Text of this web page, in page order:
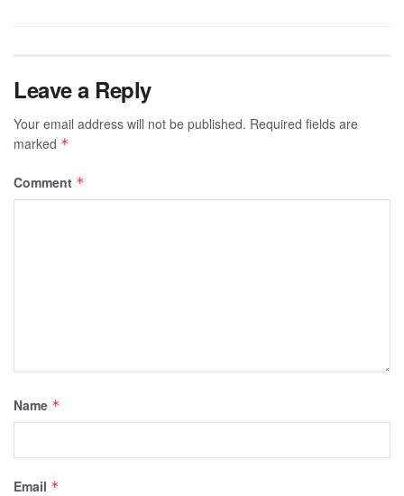
Leave a Reply
Your email address will not be published. Required fields are
marked *
Comment *
Name *
Email *